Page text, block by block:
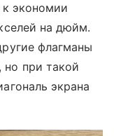
экономии
на дюйм.
флагманы
но при такой
экрана